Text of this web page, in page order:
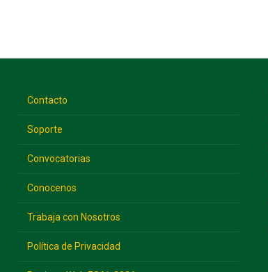
Contacto
Soporte
Convocatorias
Conocenos
Trabaja con Nosotros
Política de Privacidad